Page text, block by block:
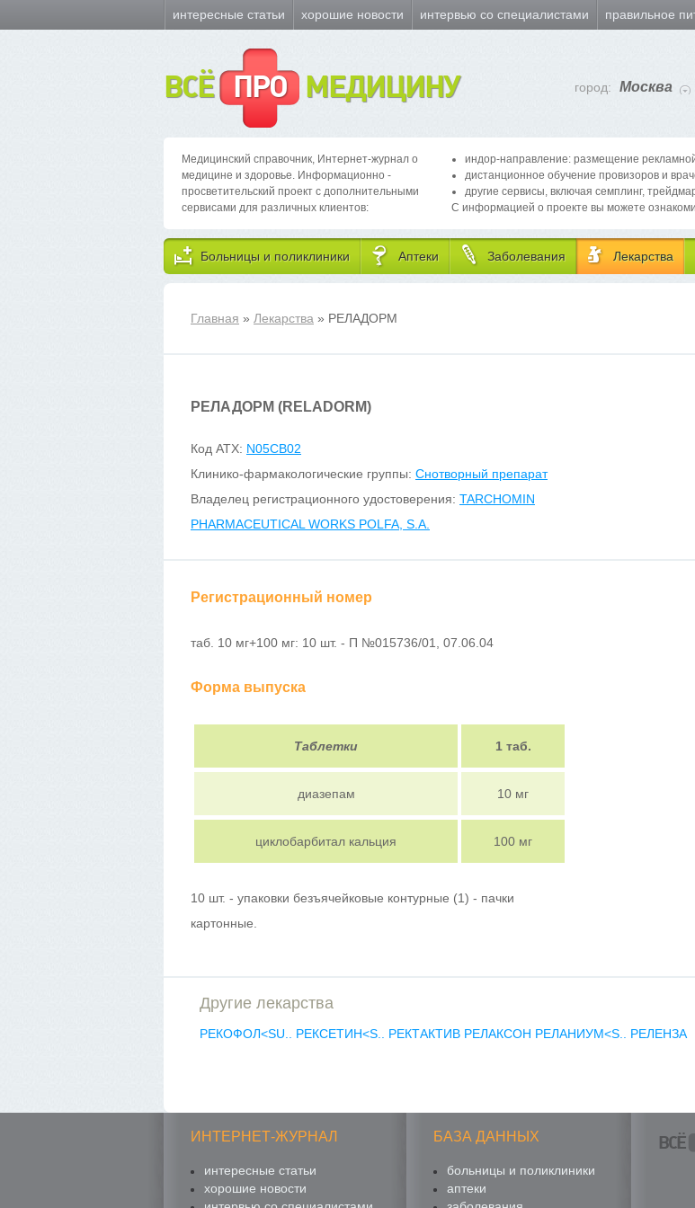
интересные статьи хорошие новости интервью со специалистами правильное
ВСЁ ПРО МЕДИЦИНУ город: Москва
Медицинский справочник, Интернет-журнал о
медицине и здоровье. Информационно -
просветительский проект с дополнительными
сервисами для различных клиентов:
индор-направление: размещение
дистанционное обучение провизоров и
другие сервисы, включая семплинг,
С информацией о проекте вы можете
Больницы и поликлиники Аптеки Заболевания Лекарства
Главная » Лекарства » РЕЛАДОРМ
РЕЛАДОРМ (RELADORM)
Код ATX: N05CB02
Клинико-фармакологические группы: Снотворный препарат
Владелец регистрационного удостоверения: TARCHOMIN
PHARMACEUTICAL WORKS POLFA, S.A.
Регистрационный номер
таб. 10 мг+100 мг: 10 шт. - П №015736/01, 07.06.04
Форма выпуска
Таблетки 1 таб.
диазепам 10 мг
циклобарбитал кальция 100 мг
10 шт. - упаковки безъячейковые контурные (1) - пачки
картонные.
Другие лекарства
РЕКОФОЛ<SU.. РЕКСЕТИН<S.. РЕКТАКТИВ РЕЛАКСОН РЕЛАНИУМ<S.. РЕЛЕНЗА
ИНТЕРНЕТ-ЖУРНАЛ
интересные статьи
хорошие новости
БАЗА ДАННЫХ
больницы и поликлиники
аптеки
ВСЁ